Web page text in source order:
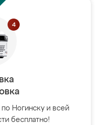
Ногинску и всей
бесплатно!